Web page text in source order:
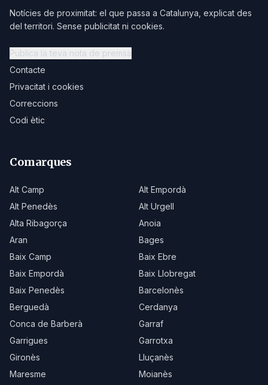
Notícies de proximitat: el que passa a Catalunya, explicat des
del territori. Sense publicitat ni cookies.
Publica la teva nota de premsa
Contacte
Privacitat i cookies
Correccions
Codi ètic
Comarques
Alt Camp
Alt Empordà
Alt Penedès
Alt Urgell
Alta Ribagorça
Anoia
Aran
Bages
Baix Camp
Baix Ebre
Baix Empordà
Baix Llobregat
Baix Penedès
Barcelonès
Berguedà
Cerdanya
Conca de Barberà
Garraf
Garrigues
Garrotxa
Gironès
Lluçanès
Maresme
Moianès